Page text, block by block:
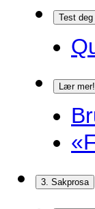
Test
Lær mer!
3. Sakprosa